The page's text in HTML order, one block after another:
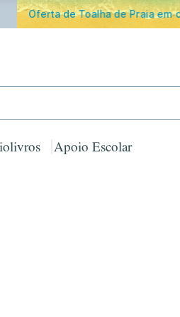
em compras ≥ 30€ de artigos
Apoio Escolar